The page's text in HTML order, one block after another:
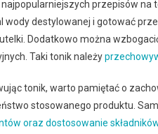
przepisów na
wody destylowanej i gotować
Dodatkowo można
Taki tonik należy
tonik, warto pamiętać o
stosowanego produktu.
oraz dostosowanie